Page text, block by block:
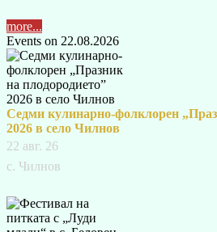
more...
Events on 22.08.2026
Седми кулинарно-фолклорен
2026 в село Чилнов
22 авг. 26
с. Чилнов